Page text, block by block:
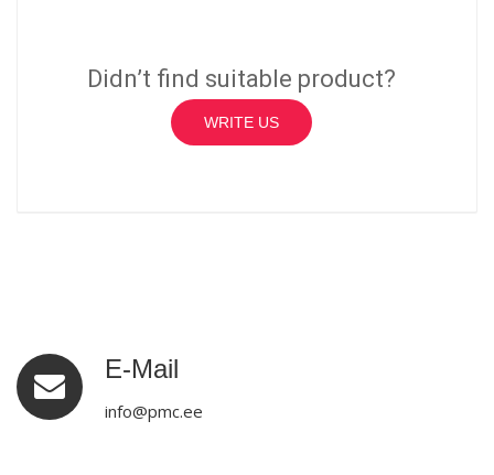
Didn’t find suitable product?
WRITE US
E-Mail
info@pmc.ee